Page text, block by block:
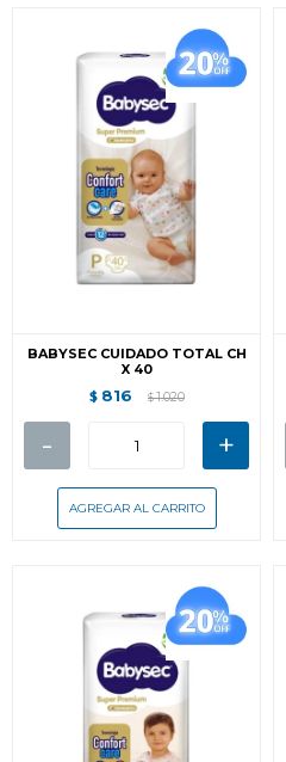
BABYSEC CUIDADO TOTAL CH
X 40
$ 816 $ 1.020
- +